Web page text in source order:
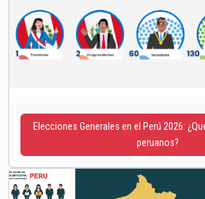
Elecciones Generales en el Perú 2026:
peruanos?